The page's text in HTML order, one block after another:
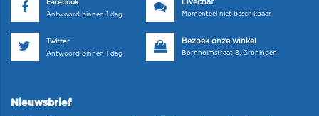
Facebook
Antwoord binnen 1 dag
Livechat
Momenteel niet beschikbaar
Twitter
Antwoord binnen 1 dag
Bezoek onze winkel
Bornholmstraat 8, Groningen
Nieuwsbrief